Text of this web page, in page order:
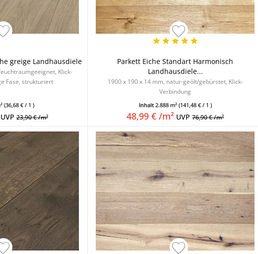
greige Landhausdiele
Klick-
Fase, strukturiert
(36,68 € / 1 )
UVP23,90 € /m²
Parkett Eiche Standart Harmonisch
Landhausdiele...
1900 x 190 x 14 mm, natur-geölt/gebürstet, Klick-
Verbindung
Inhalt 2.888 m² (141,48 € / 1 )
48,99 € /m² UVP76,90 € /m²